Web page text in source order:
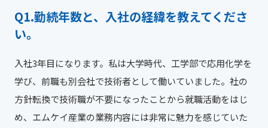
勤続年数と、入社の経緯を教えてくださ
い。
入社3年目になります。私は大学時代、工学部で応用化学を
学び、前職も別会社で技術者として働いていました。社の
方針転換で技術職が不要になったことから就職活動をはじ
め、エムケイ産業の業務内容には非常に魅力を感じていた